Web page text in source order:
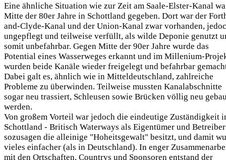
Eine ähnliche Situation wie zur Zeit am Saale-Elster-Kanal
Mitte der 80er Jahre in Schottland gegeben. Dort war der
and-Clyde-Kanal und der Union-Kanal zwar vorhanden,
ungepflegt und teilweise verfüllt, als wilde Deponie genutzt
somit unbefahrbar. Gegen Mitte der 90er Jahre wurde das
Potential eines Wasserweges erkannt und im Millenium-
wurden beide Kanäle wieder freigelegt und befahrbar
Dabei galt es, ähnlich wie in Mitteldeutschland, zahlreiche
Probleme zu überwinden. Teilweise mussten Kanalabschnitte
sogar neu trassiert, Schleusen sowie Brücken völlig neu
werden.
Von großem Vorteil war jedoch die eindeutige Zuständigkeit
Schottland - Britisch Waterways als Eigentümer und Betreiber
sozusagen die alleinige "Hoheitsgewalt" besitzt, und damit
vieles einfacher (als in Deutschland). In enger
mit den Ortschaften, Countrys und Sponsoren entstand der